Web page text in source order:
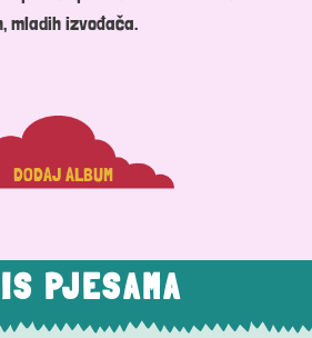
mladih izvođača.
DODAJ ALBUM
PJESAMA